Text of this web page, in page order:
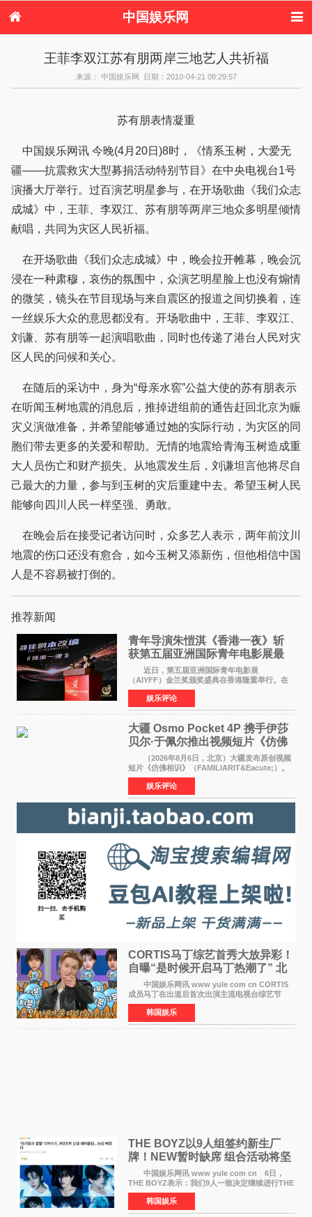
中国娱乐网
港台娱乐
日本娱乐 韩国娱乐
欧美娱乐
音乐新闻 影视新闻
八卦
王菲李双江苏有朋两岸三地艺人共祈福
来源： 中国娱乐网 日期：2010-04-21 08:29:57
苏有朋表情凝重
中国娱乐网讯 今晚(4月20日)8时，《情系玉树，大爱无
疆——抗震救灾大型募捐活动特别节目》在中央电视台1号
演播大厅举行。过百演艺明星参与，在开场歌曲《我们众志
成城》中，王菲、李双江、苏有朋等两岸三地众多明星倾情
献唱，共同为灾区人民祈福。
在开场歌曲《我们众志成城》中，晚会拉开帷幕，晚会沉
浸在一种肃穆，哀伤的氛围中，众演艺明星脸上也没有煽情
的微笑，镜头在节目现场与来自震区的报道之间切换着，连
一丝娱乐大众的意思都没有。开场歌曲中，王菲、李双江、
刘谦、苏有朋等一起演唱歌曲，同时也传递了港台人民对灾
区人民的问候和关心。
在随后的采访中，身为“母亲水窖”公益大使的苏有朋表示
在听闻玉树地震的消息后，推掉进组前的通告赶回北京为赈
灾义演做准备，并希望能够通过她的实际行动，为灾区的同
胞们带去更多的关爱和帮助。无情的地震给青海玉树造成重
大人员伤亡和财产损失。从地震发生后，刘谦坦言他将尽自
己最大的力量，参与到玉树的灾后重建中去。希望玉树人民
能够向四川人民一样坚强、勇敢。
在晚会后在接受记者访问时，众多艺人表示，两年前汶川
地震的伤口还没有愈合，如今玉树又添新伤，但他相信中国
人是不容易被打倒的。
推荐新闻
青年导演朱愷淇《香港一夜》斩
获第五届亚洲国际青年电影展最
佳剧本改编奖
近日，第五届亚洲国际青年电影展
（AIYFF）金兰奖颁奖盛典在香港隆重举行。在
这场汇聚数百位海内外电影人、文化界人士及媒
体代表的亚洲青年影视盛会上，香港本土电影
《香港一夜》（Dawn in Ho
娱乐评论
大疆 Osmo Pocket 4P 携手伊莎
贝尔·于佩尔推出视频短片《仿佛
相识》
（2026年8月6日，北京）大疆发布原创视频
短片《仿佛相识》（FAMILIARIT&Eacute;）。
视频短片由戛纳国际电影节最佳女演员伊莎贝尔·
于佩尔（Isabelle Huppert）主演，全程使用大
疆首款双主摄口
娱乐评论
CORTIS马丁综艺首秀大放异彩！
自曝“是时候开启马丁热潮了” 北
美巡演火热进行中
中国娱乐网讯 www yule com cn CORTIS
成员马丁在出道后首次出演主流电视台综艺节
目，展现了多才多艺的魅力。 马丁出演了5日
播出的MBC《Radio Star》Fashion与Passion
之间，I&lsquo;m
韩国娱乐
THE BOYZ以9人组签约新生厂
牌！NEW暂时缺席 组合活动将坚
定不移继续
中国娱乐网讯 www yule com cn 6日，
THE BOYZ表示：我们9人一致决定继续进行THE
BOYZ组合活动，并且已经完成了组合团体活动
签约。目前正在新生厂牌下进行活动准备。尚未
离开THE BOYZ原所
韩国娱乐